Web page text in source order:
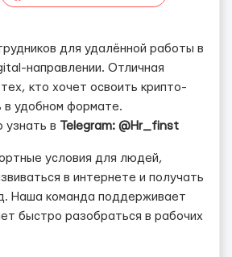
для удалённой работы в
направлении. Отличная
кто хочет освоить крипто-
в удобном формате.
узнать в
Telegram: @Hr_finst
условия для людей,
в интернете и получать
Наша команда поддерживает
быстро разобраться в рабочих